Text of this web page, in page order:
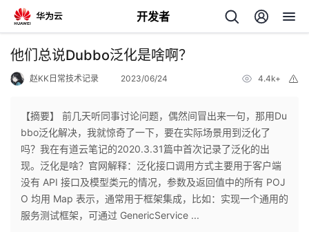
开发者
返
个
人
我
他们总说Dubbo泛化是啥啊？
赵KK日常技术记录 2023/06/24 4.4k+
【摘要】 前几天听同事讨论问题，偶然间冒出来一句，那用Du
bbo泛化解决，我就惊奇了一下，要在实际场景用到泛化了
吗？我在有道云笔记的2020.3.31篇中首次记录了泛化的出
现。泛化是啥？官网解释：泛化接口调用方式主要用于客户端
没有 API 接口及模型类元的情况，参数及返回值中的所有 POJ
O 均用 Map 表示，通常用于框架集成，比如：实现一个通用的
服务测试框架，可通过 GenericService ...